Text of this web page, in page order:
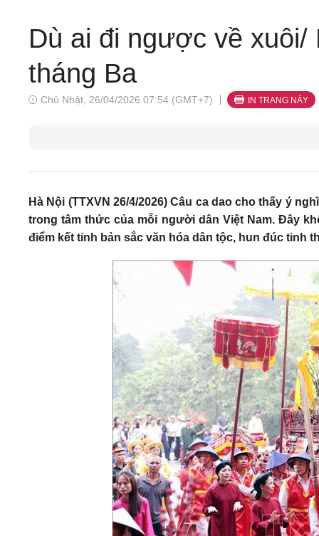
Dù ai đi ngược về
tháng Ba
Chủ Nhật, 26/04/2026 07:54 (GMT+7) IN TRANG NÀY
Hà Nội (TTXVN 26/4/2026) Câu ca dao cho thấy ý
trong tâm thức của mỗi người dân Việt Nam. Đây
điểm kết tinh bản sắc văn hóa dân tộc, hun đúc tinh